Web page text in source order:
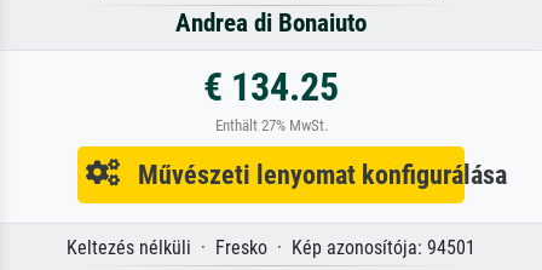
Andrea di Bonaiuto
€ 134.25
Enthält 27% MwSt.
Művészeti lenyomat konfigurálása
Keltezés nélküli · Fresko · Kép azonosítója: 94501